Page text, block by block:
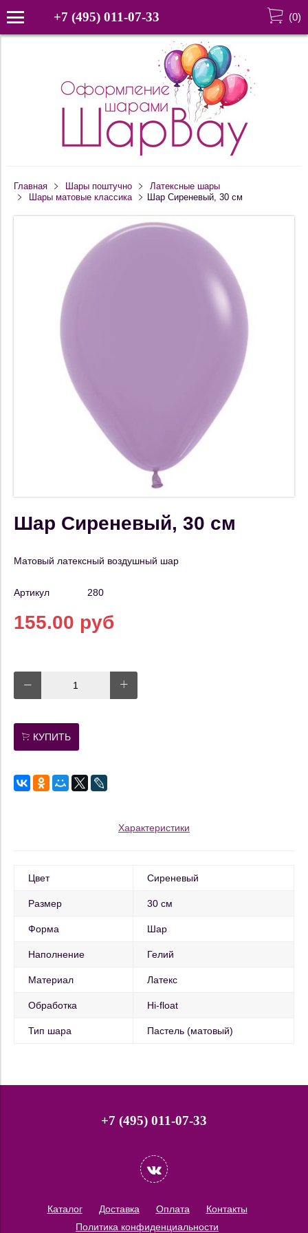
+7 (495) 011-07-33 (0)
Главная Шары поштучно
Латексные шары
Шары матовые классика
Шар Сиреневый, 30 см
Шар Сиреневый, 30 см
Матовый латексный воздушный шар
Артикул 280
155.00 руб
КУПИТЬ
Характеристики
Цвет Сиреневый
Размер 30 см
Форма Шар
Наполнение Гелий
Материал Латекс
Обработка Hi-float
Тип шара Пастель (матовый)
+7 (495) 011-07-33
Каталог Доставка Оплата
Контакты
Политика конфиденциальности